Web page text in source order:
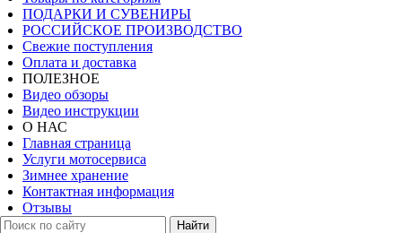
ПОДАРКИ И СУВЕНИРЫ
РОССИЙСКОЕ ПРОИЗВОДСТВО
Свежие поступления
Оплата и доставка
ПОЛЕЗНОЕ
Видео обзоры
Видео инструкции
О НАС
Главная страница
Услуги мотосервиса
Зимнее хранение
Контактная информация
Отзывы
Найти